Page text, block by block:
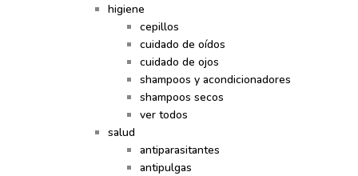
higiene
cepillos
cuidado de oídos
cuidado de ojos
shampoos y acondicionadores
shampoos secos
ver todos
salud
antiparasitantes
antipulgas